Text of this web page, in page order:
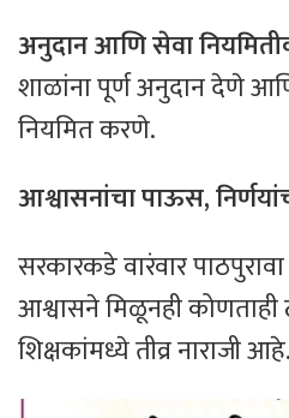
अनुदान आणि सेवा
शाळांना पूर्ण अनुदान देणे
नियमित करणे.
आश्वासनांचा पाऊस,
सरकारकडे वारंवार
आश्वासने मिळूनही कोणताही
शिक्षकांमध्ये तीव्र नाराजी आहे.